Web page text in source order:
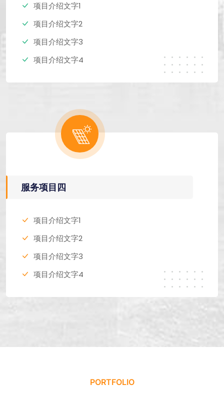
项目介绍文字1
项目介绍文字2
项目介绍文字3
项目介绍文字4
服务项目四
项目介绍文字1
项目介绍文字2
项目介绍文字3
项目介绍文字4
PORTFOLIO